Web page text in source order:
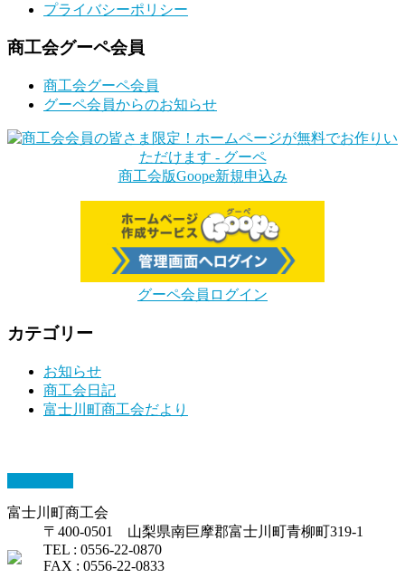
プライバシーポリシー
商工会グーペ会員
商工会グーペ会員
グーペ会員からのお知らせ
商工会版Goope新規申込み
グーペ会員ログイン
カテゴリー
お知らせ
商工会日記
富士川町商工会だより
富士川町商工会
〒400-0501 山梨県南巨摩郡富士川町青柳町319-1
TEL : 0556-22-0870
FAX : 0556-22-0833